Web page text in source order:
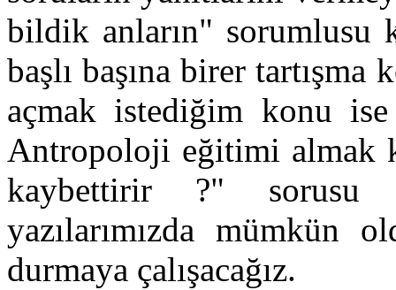
bildik anların" sorumlusu
başlı başına birer tartışma
açmak istediğim konu
Antropoloji eğitimi almak
kaybettirir ?" sorusu
yazılarımızda mümkün
durmaya çalışacağız.